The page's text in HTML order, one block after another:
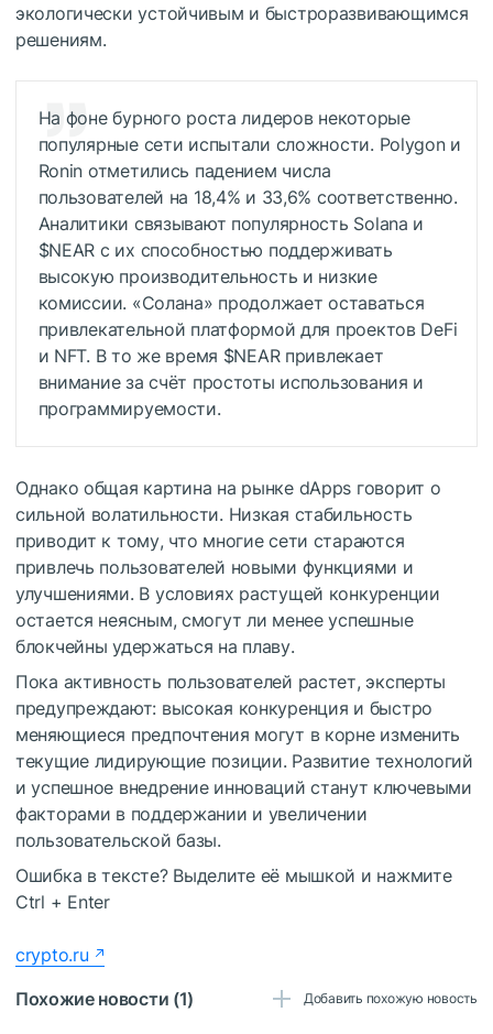
экологически устойчивым и быстроразвивающимся
решениям.
На фоне бурного роста лидеров некоторые
популярные сети испытали сложности. Polygon и
Ronin отметились падением числа
пользователей на 18,4% и 33,6% соответственно.
Аналитики связывают популярность Solana и
$NEAR с их способностью поддерживать
высокую производительность и низкие
комиссии. «Солана» продолжает оставаться
привлекательной платформой для проектов DeFi
и NFT. В то же время $NEARпривлекает
внимание за счёт простоты использования и
программируемости.
Однако общая картина на рынке dApps говорит о
сильной волатильности. Низкая стабильность
приводит к тому, что многие сети стараются
привлечь пользователей новыми функциями и
улучшениями. В условиях растущей конкуренции
остается неясным, смогут ли менее успешные
блокчейны удержаться на плаву.
Пока активность пользователей растет, эксперты
предупреждают: высокая конкуренция и быстро
меняющиеся предпочтения могут в корне изменить
текущие лидирующие позиции. Развитие технологий
и успешное внедрение инноваций станут ключевыми
факторами в поддержании и увеличении
пользовательской базы.
Ошибка в тексте? Выделите её мышкой и нажмите
Ctrl + Enter
crypto.ru
Похожие новости (1)
Добавить похожую новость